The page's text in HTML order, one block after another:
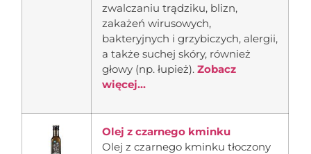
zwalczaniu trądziku, blizn,
zakażeń wirusowych,
bakteryjnych i grzybiczych, alergii,
a także suchej skóry, również
głowy (np. łupież).Zobacz
więcej...
Olej z czarnego kminku
Olej z czarnego kminku tłoczony